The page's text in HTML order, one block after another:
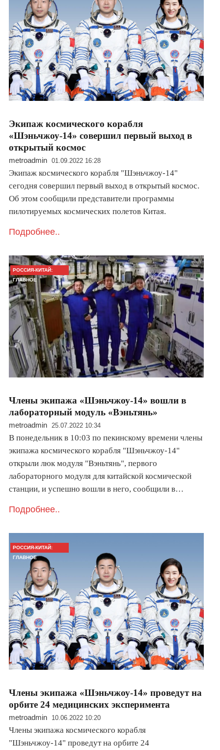
Экипаж космического корабля
«Шэньчжоу-14» совершил первый выход в
открытый космос
metroadmin 01.09.2022 16:28
Экипаж космического корабля "Шэньчжоу-14"
сегодня совершил первый выход в открытый космос.
Об этом сообщили представители программы
пилотируемых космических полетов Китая.
Подробнее..
РОССИЯ-КИТАЙ:
ГЛАВНОЕ
Члены экипажа «Шэньчжоу-14» вошли в
лабораторный модуль «Вэньтянь»
metroadmin 25.07.2022 10:34
В понедельник в 10:03 по пекинскому времени члены
экипажа космического корабля "Шэньчжоу-14"
открыли люк модуля "Вэньтянь", первого
лабораторного модуля для китайской космической
станции, и успешно вошли в него, сообщили в…
Подробнее..
РОССИЯ-КИТАЙ:
ГЛАВНОЕ
Члены экипажа «Шэньчжоу-14» проведут на
орбите 24 медицинских эксперимента
metroadmin 10.06.2022 10:20
Члены экипажа космического корабля
"Шэньчжоу-14" проведут на орбите 24